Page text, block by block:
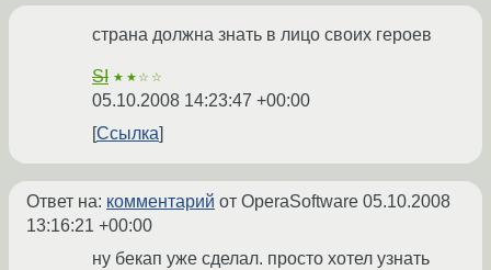
страна должна знать в лицо своих героев
SI ★★☆☆
05.10.2008 14:23:47 +00:00
Ссылка
Ответ на: комментарий от OperaSoftware 05.10.2008
13:16:21 +00:00
ну бекап уже сделал. просто хотел узнать